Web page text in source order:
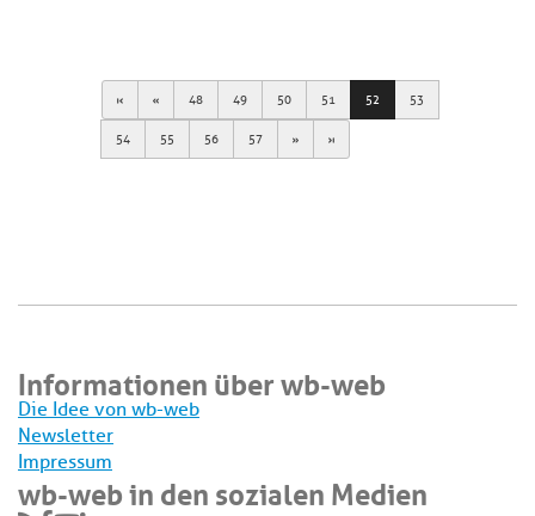
First Previous
48 49 50 51 52 53
54 55 56 57 Next Last
Informationen über wb-web
Die Idee von wb-web
Newsletter
Impressum
wb-web in den sozialen Medien